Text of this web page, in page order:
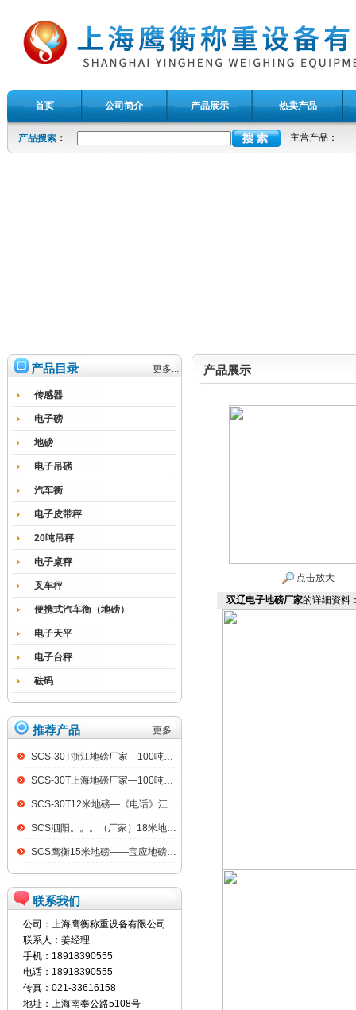
首页 公司简介 产品展示 热卖产品
产品搜索 ： 主营产品：
产品目录 更多...
传感器
电子磅
地磅
电子吊磅
汽车衡
电子皮带秤
20吨吊秤
电子桌秤
叉车秤
便携式汽车衡（地磅）
电子天平
电子台秤
砝码
推荐产品 更多...
SCS-30T浙江地磅厂家—100吨汽车衡
SCS-30T上海地磅厂家—100吨汽车衡
SCS-30T12米地磅—《电话》江阴100吨地磅
SCS泗阳。。。（厂家）18米地磅（低价）
SCS鹰衡15米地磅——宝应地磅销售点
联系我们
公司：上海鹰衡称重设备有限公司
联系人：姜经理
手机：18918390555
电话：18918390555
传真：021-33616158
地址：上海南奉公路5108号
产品展示
点击放大
双辽电子地磅厂家的详细资料